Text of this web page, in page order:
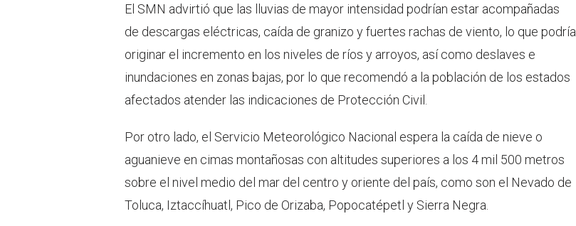
El SMN advirtió que las lluvias de mayor intensidad podrían estar acompañadas
de descargas eléctricas, caída de granizo y fuertes rachas de viento, lo que podría
originar el incremento en los niveles de ríos y arroyos, así como deslaves e
inundaciones en zonas bajas, por lo que recomendó a la población de los estados
afectados atender las indicaciones de Protección Civil.
Por otro lado, el Servicio Meteorológico Nacional espera la caída de nieve o
aguanieve en cimas montañosas con altitudes superiores a los 4 mil 500 metros
sobre el nivel medio del mar del centro y oriente del país, como son el Nevado de
Toluca, Iztaccíhuatl, Pico de Orizaba, Popocatépetl y Sierra Negra.